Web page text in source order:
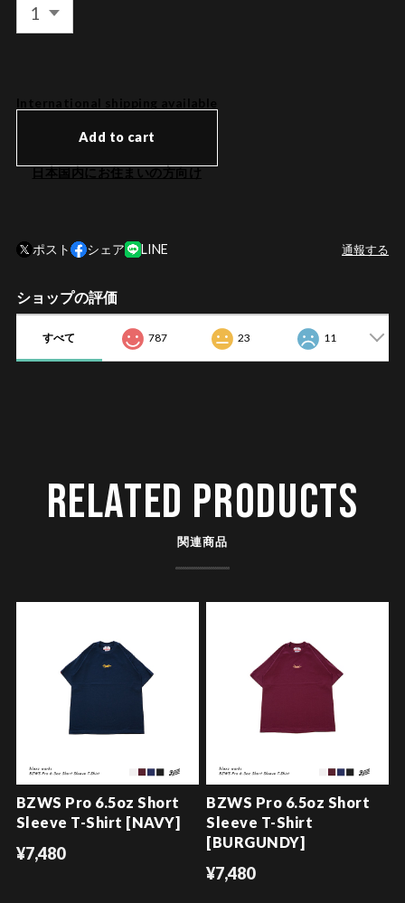
International shipping available
Add to cart
日本国内にお住まいの方向け
ポスト シェア LINE 通報する
ショップの評価
すべて 787 23 11
RELATED PRODUCTS
関連商品
BZWS Pro 6.5oz Short
Sleeve T-Shirt [NAVY]
¥7,480
BZWS Pro 6.5oz Short
Sleeve T-Shirt
[BURGUNDY]
¥7,480